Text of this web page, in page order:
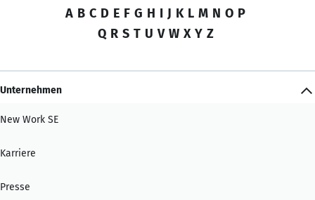
A B C D E F G H I J K L M N O P
Q R S T U V W X Y Z
Unternehmen
New Work SE
Karriere
Presse